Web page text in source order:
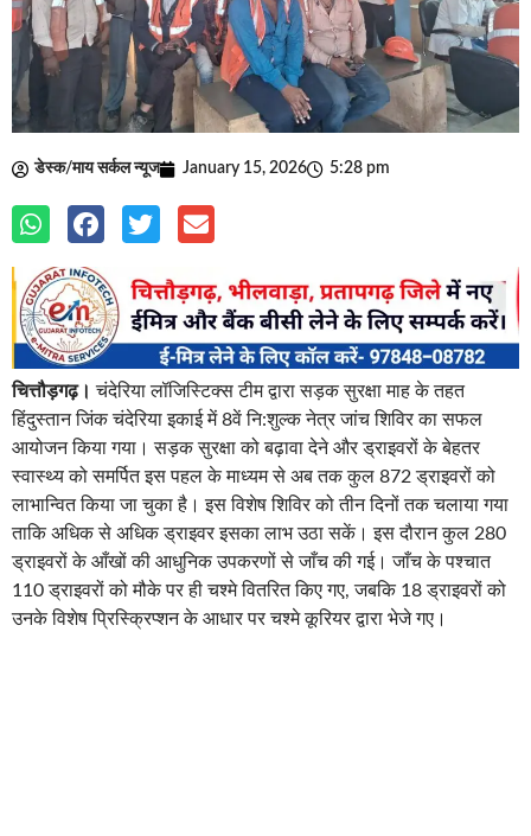
डेस्क/माय सर्कल न्यूज January 15, 2026 5:28 pm
चित्तौड़गढ़। चंदेरिया लॉजिस्टिक्स टीम द्वारा सड़क सुरक्षा माह के तहत
हिंदुस्तान जिंक चंदेरिया इकाई में 8वें नि:शुल्क नेत्र जांच शिविर का सफल
आयोजन किया गया। सड़क सुरक्षा को बढ़ावा देने और ड्राइवरों के बेहतर
स्वास्थ्य को समर्पित इस पहल के माध्यम से अब तक कुल 872 ड्राइवरों को
लाभान्वित किया जा चुका है। इस विशेष शिविर को तीन दिनों तक चलाया गया
ताकि अधिक से अधिक ड्राइवर इसका लाभ उठा सकें। इस दौरान कुल 280
ड्राइवरों के आँखों की आधुनिक उपकरणों से जाँच की गई। जाँच के पश्चात
110 ड्राइवरों को मौके पर ही चश्मे वितरित किए गए, जबकि 18 ड्राइवरों को
उनके विशेष प्रिस्क्रिप्शन के आधार पर चश्मे कूरियर द्वारा भेजे गए।